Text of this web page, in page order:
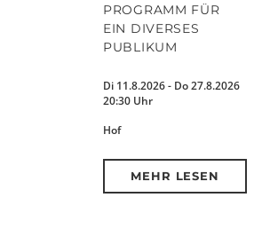
PROGRAMM FÜR
EIN DIVERSES
PUBLIKUM
Di 11.8.2026 - Do 27.8.2026
20:30 Uhr
Hof
MEHR LESEN